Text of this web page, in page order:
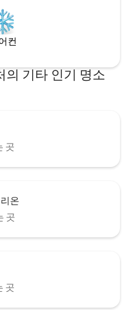
컨
의 기타 인기 명소
곳
온
곳
곳